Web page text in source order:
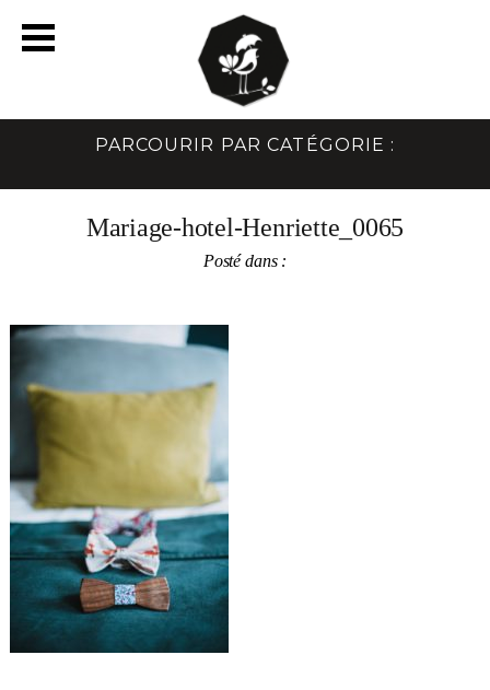
PARCOURIR PAR CATÉGORIE :
Mariage-hotel-Henriette_0065
Posté dans :